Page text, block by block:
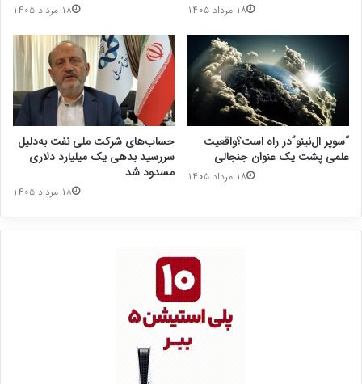
۱۸ مرداد ۱۴۰۵ ۱۸ مرداد ۱۴۰۵
حساب‌های شرکت ملی نفت به‌دلیل
سررسید بدهی یک میلیارد دلاری
مسدود شد
۱۸ مرداد ۱۴۰۵
“سوپر ال‌نینو”در راه است؟واقعیت
علمی پشت یک عنوان جنجالی
۱۸ مرداد ۱۴۰۵